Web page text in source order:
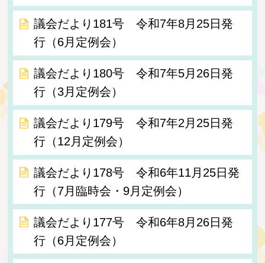
議会だより181号 令和7年8月25日発
行（6月定例会）
議会だより180号 令和7年5月26日発
行（3月定例会）
議会だより179号 令和7年2月25日発
行（12月定例会）
議会だより178号 令和6年11月25日発
行（7月臨時会・9月定例会）
議会だより177号 令和6年8月26日発
行（6月定例会）